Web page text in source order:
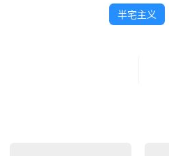
半宅主义